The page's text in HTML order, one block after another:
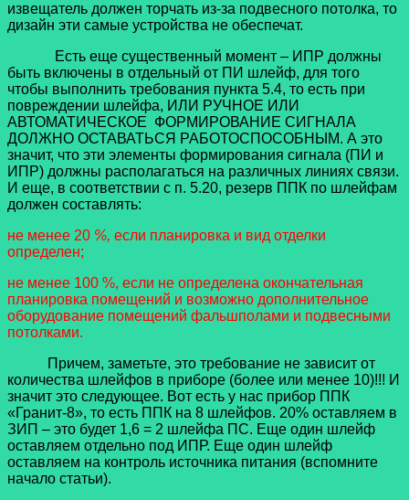
извещатель должен торчать из-за подвесного потолка, то
дизайн эти самые устройства не обеспечат.
Есть еще существенный момент – ИПР должны
быть включены в отдельный от ПИ шлейф, для того
чтобы выполнить требования пункта 5.4, то есть при
повреждении шлейфа, ИЛИ РУЧНОЕ ИЛИ
АВТОМАТИЧЕСКОЕ ФОРМИРОВАНИЕ СИГНАЛА
ДОЛЖНО ОСТАВАТЬСЯ РАБОТОСПОСОБНЫМ. А это
значит, что эти элементы формирования сигнала (ПИ и
ИПР) должны располагаться на различных линиях связи.
И еще, в соответствии с п. 5.20, резерв ППК по шлейфам
должен составлять:
не менее 20 %, если планировка и вид отделки
определен;
не менее 100 %, если не определена окончательная
планировка помещений и возможно дополнительное
оборудование помещений фальшполами и подвесными
потолками.
Причем, заметьте, это требование не зависит от
количества шлейфов в приборе (более или менее 10)!!! И
значит это следующее. Вот есть у нас прибор ППК
«Гранит-8», то есть ППК на 8 шлейфов. 20% оставляем в
ЗИП – это будет 1,6 = 2 шлейфа ПС. Еще один шлейф
оставляем отдельно под ИПР. Еще один шлейф
оставляем на контроль источника питания (вспомните
начало статьи).